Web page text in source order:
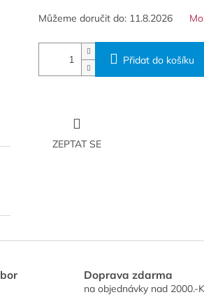
Můžeme doručit do: 11.8.2026
Přidat do košíku
ZEPTAT SE
Doprava zdarma
na objednávky nad 2000.-